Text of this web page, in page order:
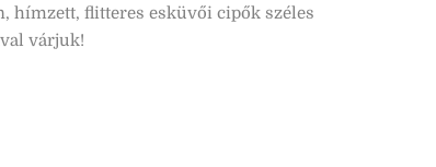
hímzett, flitteres esküvői cipők széles
várjuk!